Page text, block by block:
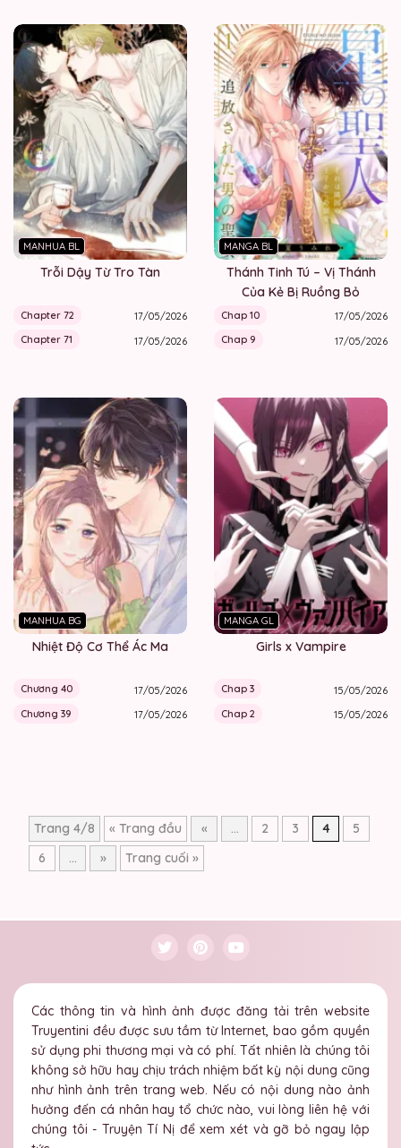
MANHUA BL
Trỗi Dậy Từ Tro Tàn
Chapter 72
17/05/2026
Chapter 71
17/05/2026
MANGA BL
Thánh Tinh Tú – Vị Thánh
Của Kẻ Bị Ruồng Bỏ
Chap 10
17/05/2026
Chap 9
17/05/2026
MANHUA BG
Nhiệt Độ Cơ Thể Ác Ma
Chương 40
17/05/2026
Chương 39
17/05/2026
MANGA GL
Girls x Vampire
Chap 3
15/05/2026
Chap 2
15/05/2026
Trang 4/8 « Trang đầu « ... 2 3 4
5
6
... » Trang cuối »
Các thông tin và hình ảnh được đăng tải trên website
Truyentini đều được sưu tầm từ Internet, bao gồm quyền
sử dụng phi thương mại và có phí. Tất nhiên là chúng tôi
không sở hữu hay chịu trách nhiệm bất kỳ nội dung cũng
như hình ảnh trên trang web. Nếu có nội dung nào ảnh
hưởng đến cá nhân hay tổ chức nào, vui lòng liên hệ với
chúng tôi - Truyện Tí Nị để xem xét và gỡ bỏ ngay lập